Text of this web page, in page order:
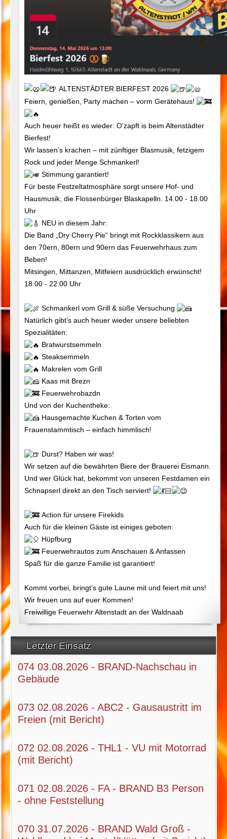
Letzter Einsatz
074 03.08.2026 - BRAND-Nachschau in
Gebäude
073 02.08.2026 - ABC2 - Gausaustritt im
Freien (mit Bericht)
072 02.08.2026 - THL1 - VU mit Motorrad
(mit Bericht)
071 02.08.2026 - FA - BRAND B3 Person
- ohne Feststellung
070 31.07.2026 - BRAND Wald Groß -
ALTENSTÄDTER BIERFEST 2026
Feiern, genießen, Party machen – vorm Gerätehaus!
Auch heuer heißt es wieder: O’zapft is beim Altenstädter
Bierfest!
Wir lassen’s krachen – mit zünftiger Blasmusik, fetzigem
Rock und jeder Menge Schmankerl!
Stimmung garantiert!
Für beste Festzeltatmosphäre sorgt unsere Hof- und
Hausmusik, die Flossenbürger Blaskapelln. 14.00 - 18.00
Uhr
NEU in diesem Jahr:
Die Band „Dry Cherry Pie“ bringt mit Rockklassikern aus
den 70ern, 80ern und 90ern das Feuerwehrhaus zum
Beben!
Mitsingen, Mittanzen, Mitfeiern ausdrücklich erwünscht!
18.00 - 22.00 Uhr
Schmankerl vom Grill & süße Versuchung
Natürlich gibt’s auch heuer wieder unsere beliebten
Spezialitäten:
Bratwurstsemmeln
Steaksemmeln
Makrelen vom Grill
Kaas mit Brezn
Feuerwehrobazdn
Und von der Kuchentheke:
Hausgemachte Kuchen & Torten vom
Frauenstammtisch – einfach himmlisch!
Durst? Haben wir was!
Wir setzen auf die bewährten Biere der Brauerei Eismann.
Und wer Glück hat, bekommt von unseren Festdamen ein
Schnapserl direkt an den Tisch serviert!
Action für unsere Firekids
Auch für die kleinen Gäste ist einiges geboten:
Hüpfburg
Feuerwehrautos zum Anschauen & Anfassen
Spaß für die ganze Familie ist garantiert!
Kommt vorbei, bringt’s gute Laune mit und feiert mit uns!
Wir freuen uns auf euer Kommen!
Freiwillige Feuerwehr Altenstadt an der Waldnaab